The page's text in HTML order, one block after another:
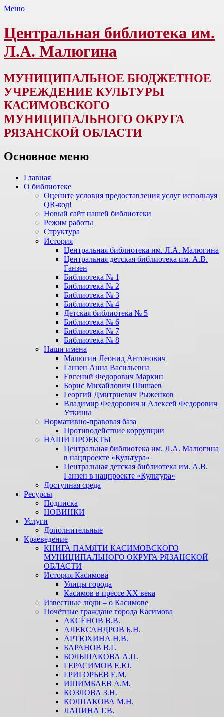
Меню
Центральная библиотека им.
Л.А. Малюгина
МУНИЦИПАЛЬНОЕ БЮДЖЕТНОЕ
УЧРЕЖДЕНИЕ КУЛЬТУРЫ
КАСИМОВСКОГО
МУНИЦИПАЛЬНОГО ОКРУГА
РЯЗАНСКОЙ ОБЛАСТИ
Основное меню
Перейти
содержимому
Главная
О библиотеке
Оцените условия предоставления услуг используя
QR-код!
Новый сайт нашей библиотеки
Режим работы
Структура
История
Центральная библиотека им. Л.А. Малюгина
Центральная детская библиотека им. А.В.
Ганзен
Библиотека № 1
Библиотека № 2
Библиотека № 3
Библиотека № 4
Детская библиотека № 5
Библиотека № 6
Библиотека № 7
Библиотека № 8
Наши имена
Малюгин Леонид Антонович
Ганзен Анна Васильевна
Евгений Федорович Маркин
Борис Михайлович Шишаев
Георгий Дмитриевич Рыженков
Владимир Федорович и Алексей Федорович
Уткины
Нормативно-правовая база
Противодействие коррупции
НАШИ ПРОЕКТЫ
Центральная библиотека им. Л.А. Малюгина
в нацпроекте «Культура»
Центральная детская библиотека им. А.В.
Ганзен в нацпроекте «Культура»
Доступная среда
Ресурсы
Подписка
НОВИНКИ
Услуги
Дополнительные
Краеведение
КНИГА ПАМЯТИ КАСИМОВСКОГО
МУНИЦИПАЛЬНОГО ОКРУГА РЯЗАНСКОЙ
ОБЛАСТИ
История Касимова
Улицы города
Касимов в прессе XX века
Известные люди – о Касимове
Почётные граждане города Касимова
АКСЁНОВ В.В.
АЛЕКСАНДРОВ Б.Н.
АРТЮХИНА Н.В.
БАРАНОВ В.Г.
БОЛЬШАКОВА А.П.
ГЕРАСИМОВ Е.Ю.
ГРИГОРЬЕВ Е.М.
ИШИМБАЕВ А.М.
КОЗЛОВА З.Н.
КОЛПАКОВА М.Н.
ЛАПИНА Г.В.